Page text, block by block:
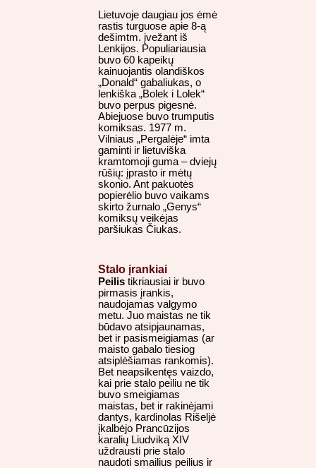
Lietuvoje daugiau jos ėmė
rastis turguose apie 8-ą
dešimtm. įvežant iš
Lenkijos. Populiariausia
buvo 60 kapeikų
kainuojantis olandiškos
„Donald“ gabaliukas, o
lenkiška „Bolek i Lolek“
buvo perpus pigesnė.
Abiejuose buvo trumputis
komiksas. 1977 m.
Vilniaus „Pergalėje“ imta
gaminti ir lietuviška
kramtomoji guma – dviejų
rūšių: įprasto ir mėtų
skonio. Ant pakuotės
popierėlio buvo vaikams
skirto žurnalo „Genys“
komiksų veikėjas
paršiukas Čiukas.
Stalo įrankiai
Peilis tikriausiai ir buvo
pirmasis įrankis,
naudojamas valgymo
metu. Juo maistas ne tik
būdavo atsipjaunamas,
bet ir pasismeigiamas (ar
maisto gabalo tiesiog
atsiplėšiamas rankomis).
Bet neapsikentęs vaizdo,
kai prie stalo peiliu ne tik
buvo smeigiamas
maistas, bet ir rakinėjami
dantys, kardinolas Rišeljė
įkalbėjo Prancūzijos
karalių Liudviką XIV
uždrausti prie stalo
naudoti smailius peilius ir